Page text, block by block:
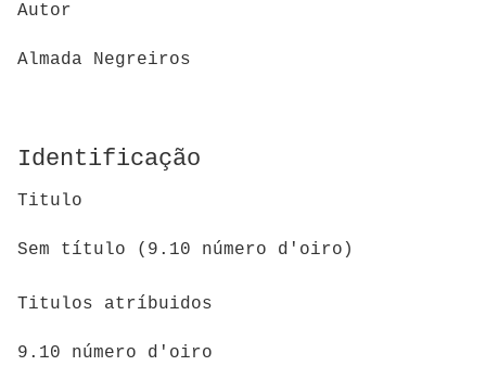
Autor
Almada Negreiros
Identificação
Titulo
Sem título (9.10 número d'oiro)
Titulos atríbuidos
9.10 número d'oiro